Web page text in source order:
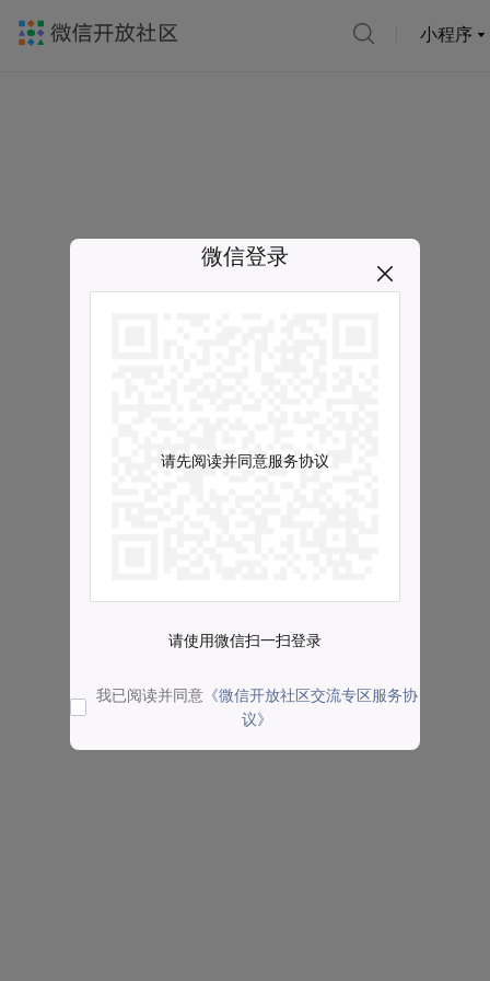
小程序
微信登录
请先阅读并同意服务协议
请使用微信扫一扫登录
我已阅读并同意 《微信开放社区交流专区服务协
议》